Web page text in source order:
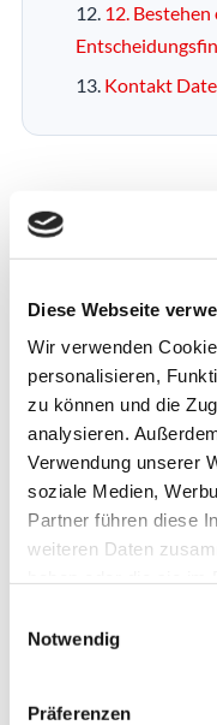
Diese Webseite
Wir verwenden
personalisieren,
zu können und die
analysieren.
Verwendung unserer
soziale Medien,
Partner führen diese
weiteren Daten
Notwendig
Präferenzen
12.
Kontakt
Unternehmen.
Stellenwert für die
GmbH & Co. KG. Eine
Lübke & Vogt GmbH &
jede Angabe
eine betroffene Person
Unternehmens über
nehmen möchte,
personenbezogener
Verarbeitung
besteht für eine solche
betroffenen Person ein.